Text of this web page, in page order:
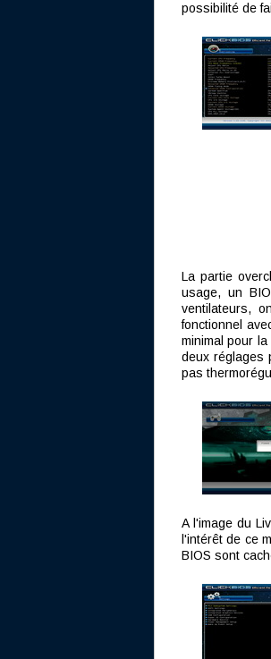
possibilité de
La partie
usage, un
ventilateurs,
fonctionnel
minimal pour
deux réglages
pas
A l'image du
l'intérêt de ce
BIOS sont